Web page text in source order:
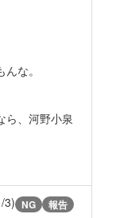
な。
ら、河野小泉
3) NG 報告